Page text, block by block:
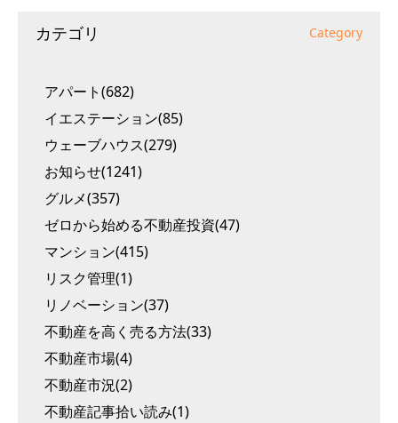
カテゴリ Category
アパート(682)
イエステーション(85)
ウェーブハウス(279)
お知らせ(1241)
グルメ(357)
ゼロから始める不動産投資(47)
マンション(415)
リスク管理(1)
リノベーション(37)
不動産を高く売る方法(33)
不動産市場(4)
不動産市況(2)
不動産記事拾い読み(1)